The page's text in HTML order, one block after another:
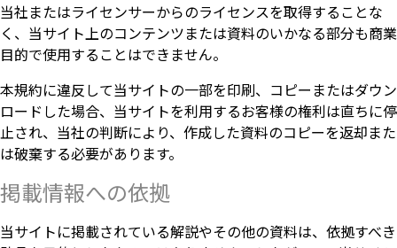
当社またはライセンサーからのライセンスを取得することな
く、当サイト上のコンテンツまたは資料のいかなる部分も商業
目的で使用することはできません。
本規約に違反して当サイトの一部を印刷、コピーまたはダウン
ロードした場合、当サイトを利用するお客様の権利は直ちに停
止され、当社の判断により、作成した資料のコピーを返却また
は破棄する必要があります。
掲載情報への依拠
当サイトに掲載されている解説やその他の資料は、依拠すべき